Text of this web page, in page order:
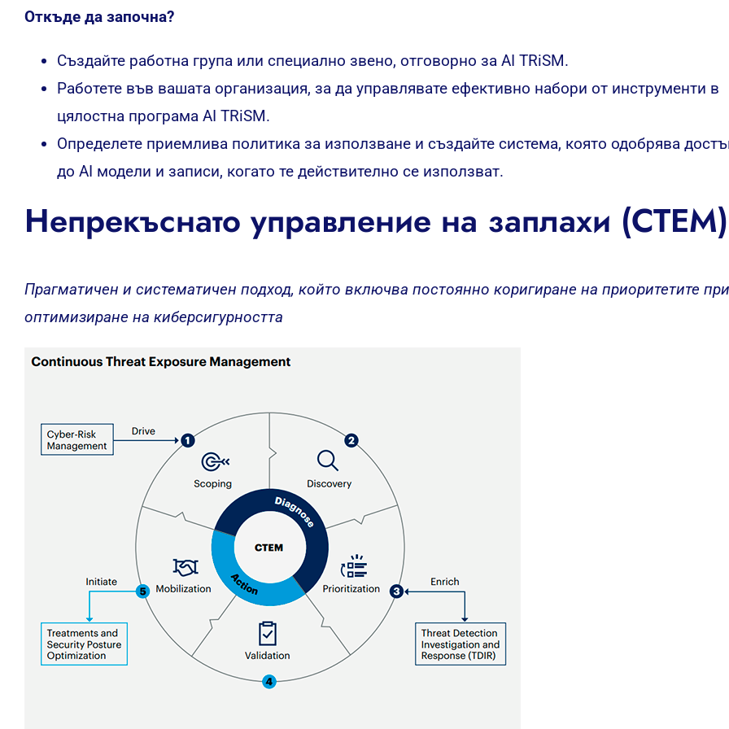
Откъде да започна?
Създайте работна група или специално звено, отговорно за AI TRiSM.
Работете във вашата организация, за да управлявате ефективно набори от инструменти в
цялостна програма AI TRiSM.
Определете приемлива политика за използване и създайте система, която одобрява
до AI модели и записи, когато те действително се използват.
Непрекъснато управление на заплахи (CTEM)
Прагматичен и систематичен подход, който включва постоянно коригиране на приоритетите при
оптимизиране на киберсигурността